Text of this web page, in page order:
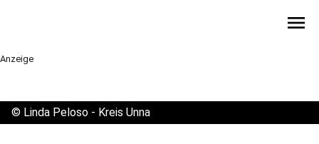
menu
Anzeige
© Linda Peloso - Kreis Unna